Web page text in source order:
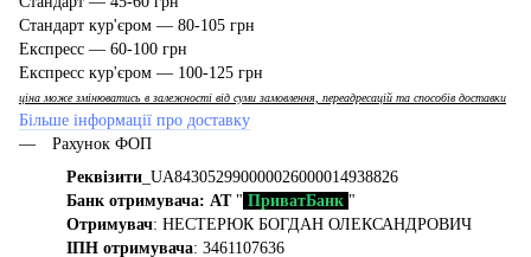
Стандарт кур'єром — 80-105 грн
Експресс — 60-100 грн
Експресс кур'єром — 100-125 грн
ціна може змінюватись в залежності від суми замовлення, переадресацій та способів доставки
Більше інформації про доставку
Рахунок ФОП
Реквізити _UA843052990000026000014938826
Банк отримувача: АТ" ПриватБанк "
Отримувач: НЕСТЕРЮК БОГДАН ОЛЕКСАНДРОВИЧ
ІПН отримувача: 3461107636